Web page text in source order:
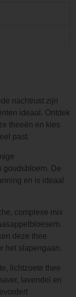
nachtrust zijn
ideaal. Ontdek
theeën en kies
past.
goudsbloem. De
en is ideaal
complexe mix
deze thee
het slapengaan.
lichtzoete thee
lavendel en